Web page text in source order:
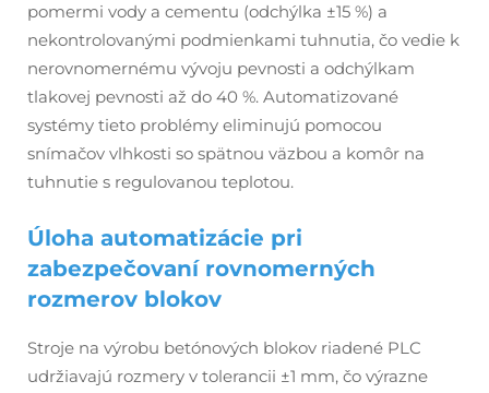
pomermi vody a cementu (odchýlka ±15 %) a
nekontrolovanými podmienkami tuhnutia, čo vedie k
nerovnomernému vývoju pevnosti a odchýlkam
tlakovej pevnosti až do 40 %. Automatizované
systémy tieto problémy eliminujú pomocou
snímačov vlhkosti so spätnou väzbou a komôr na
tuhnutie s regulovanou teplotou.
Úloha automatizácie pri
zabezpečovaní rovnomerných
rozmerov blokov
Stroje na výrobu betónových blokov riadené PLC
udržiavajú rozmery v tolerancii ±1 mm, čo výrazne